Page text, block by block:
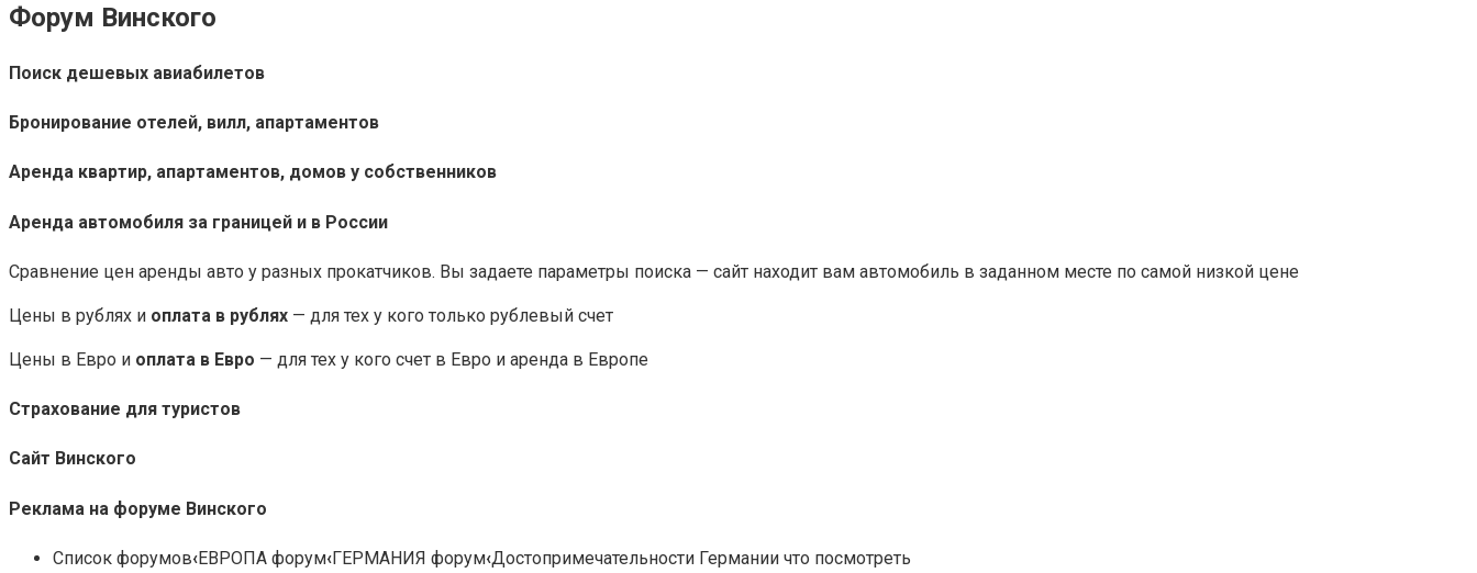
Форум Винского
Поиск дешевых авиабилетов
Бронирование отелей, вилл, апартаментов
Аренда квартир, апартаментов, домов у собственников
Аренда автомобиля за границей и в России
Сравнение цен аренды авто у разных прокатчиков. Вы задаете параметры поиска — сайт находит вам автомобиль в заданном месте по самой низкой цене
Цены в рублях и оплата в рублях — для тех у кого только рублевый счет
Цены в Евро и оплата в Евро — для тех у кого счет в Евро и аренда в Европе
Страхование для туристов
Сайт Винского
Реклама на форуме Винского
Список форумов‹ЕВРОПА форум‹ГЕРМАНИЯ форум‹Достопримечательности Германии что посмотреть